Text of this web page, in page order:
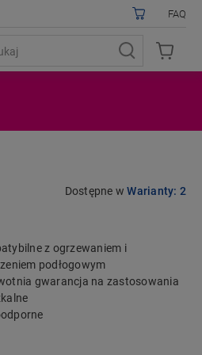
FAQ
Dostępne wWarianty: 2
z ogrzewaniem i
podłogowym
gwarancja na zastosowania